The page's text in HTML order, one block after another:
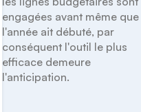
engagées avant même que
l'année ait débuté, par
conséquent l'outil le plus
efficace demeure
l'anticipation.